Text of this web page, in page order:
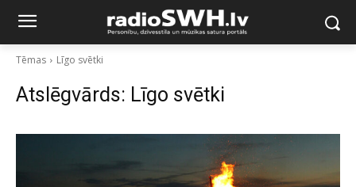
Tēmas Līgo svētki
Atslēgvārds: Līgo svētki